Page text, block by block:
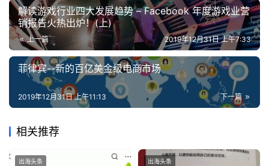
解读游戏行业四大发展趋势 – Facebook 年度游戏业营
销报告火热出炉！(上)
上一篇 2019年12月31日 上午7:33
菲律宾--新的百亿美金级电商市场
下一篇
2019年12月31日 上午11:13
相关推荐
出海头条 出海头条